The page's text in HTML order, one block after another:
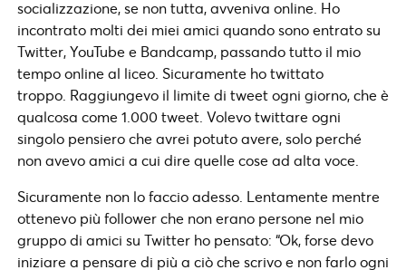
socializzazione, se non tutta, avveniva online. Ho
incontrato molti dei miei amici quando sono entrato su
Twitter, YouTube e Bandcamp, passando tutto il mio
tempo online al liceo. Sicuramente ho twittato
troppo. Raggiungevo il limite di tweet ogni giorno, che è
qualcosa come 1.000 tweet. Volevo twittare ogni
singolo pensiero che avrei potuto avere, solo perché
non avevo amici a cui dire quelle cose ad alta voce.
Sicuramente non lo faccio adesso. Lentamente mentre
ottenevo più follower che non erano persone nel mio
gruppo di amici su Twitter ho pensato: “Ok, forse devo
iniziare a pensare di più a ciò che scrivo e non farlo ogni